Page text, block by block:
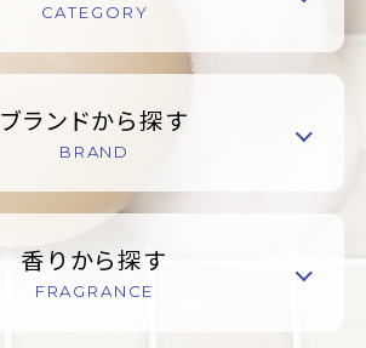
CATEGORY
ブランドから探す
BRAND
香りから探す
FRAGRANCE